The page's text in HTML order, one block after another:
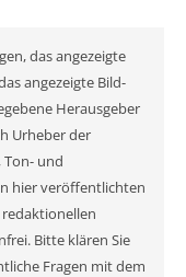
das angezeigte
angezeigte Bild-
Herausgeber
Urheber der
Ton- und
hier veröffentlichten
Bitte klären Sie
Fragen mit dem